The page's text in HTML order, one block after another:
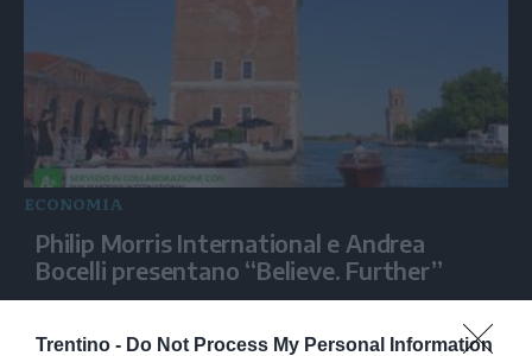
Trentino - Do Not Process My Personal Information
ECONOMIA
Philip Morris International e Andrea
Bocelli presentano “Believe. Further”